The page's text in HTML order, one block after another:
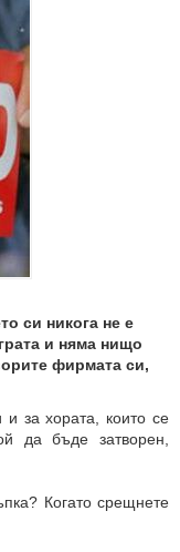
си никога не е
и няма нищо
фирмата си,
за хората, които се
да бъде затворен,
Когато срещнете